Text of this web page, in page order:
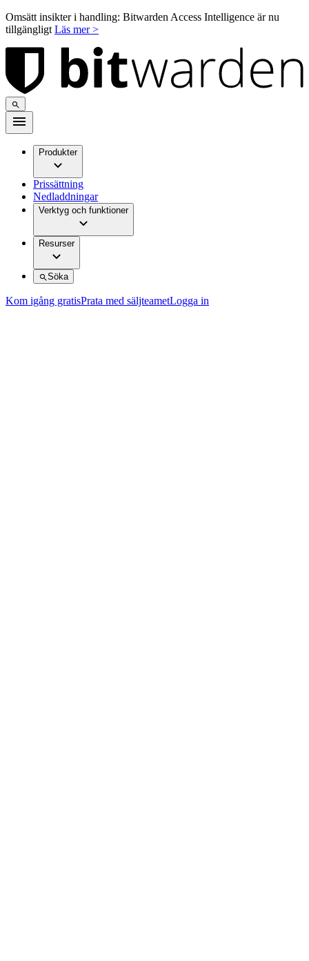
Omsätt insikter i handling: Bitwarden Access Intelligence är nu
tillgängligt Läs mer >
Produkter
Prissättning
Nedladdningar
Verktyg och funktioner
Resurser
Söka
Kom igång gratisPrata med säljteametLogga in